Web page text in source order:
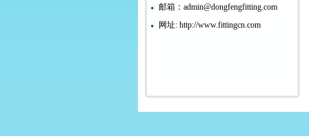
邮箱：admin@dongfengfitting.com
网址: http://www.fittingcn.com